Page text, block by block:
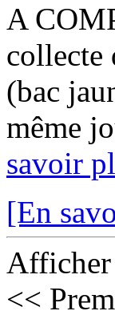
A
collecte
(bac
même
savoir
[En
Afficher
<<